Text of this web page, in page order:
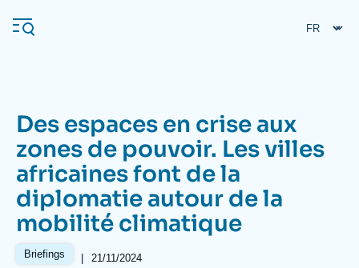
au
contenu
Navigation
principale
L'Ifri
Analyses
À propos de l'Ifri
Des espaces en crise aux
zones de pouvoir. Les villes
africaines font de la
diplomatie autour de la
mobilité climatique
Briefings |
Date
21/11/2024